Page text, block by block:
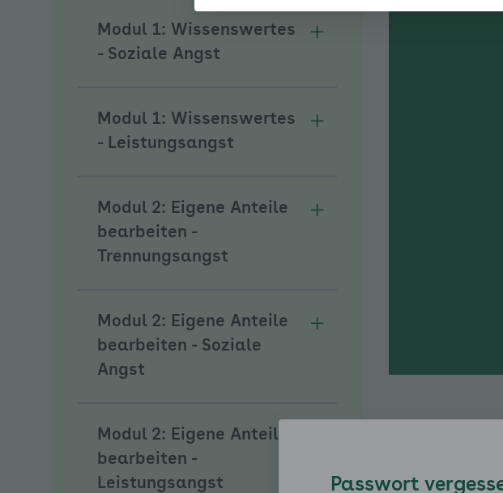
PasswortJetzt beginnt die
Modul 1: Wissenswertes
- Soziale Angst
Modul 1: Wissenswertes
- Leistungsangst
Modul 2: Eigene Anteile
bearbeiten -
Trennungsangst
Modul 2: Eigene Anteile
bearbeiten - Soziale
Angst
Modul 2: Eigene Anteile
bearbeiten -
Leistungsangst
Untermenü für Modul 2: